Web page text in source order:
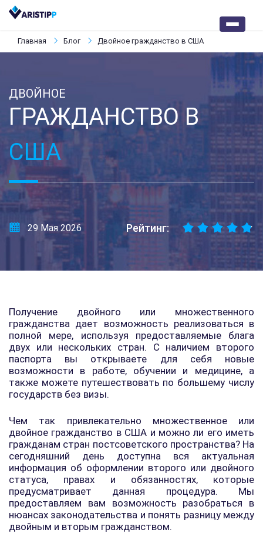
Главная Блог Двойное гражданство в США
ДВОЙНОЕ
ГРАЖДАНСТВО В
США
29 Мая 2026 Рейтинг:
Получение двойного или множественного
гражданства дает возможность реализоваться в
полной мере, используя предоставляемые блага
двух или нескольких стран. С наличием второго
паспорта вы открываете для себя новые
возможности в работе, обучении и медицине, а
также можете путешествовать по большему числу
государств без визы.
Чем так привлекательно множественное или
двойное гражданство в США и можно ли его иметь
гражданам стран постсоветского пространства? На
сегодняшний день доступна вся актуальная
информация об оформлении второго или двойного
статуса, правах и обязанностях, которые
предусматривает данная процедура. Мы
предоставляем вам возможность разобраться в
нюансах законодательства и понять разницу между
двойным и вторым гражданством.